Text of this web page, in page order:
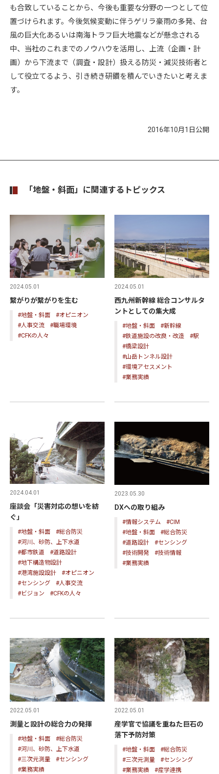
も合致していることから、今後も重要な分野の一つとして位
置づけられます。今後気候変動に伴うゲリラ豪雨の多発、台
風の巨大化あるいは南海トラフ巨大地震などが懸念される
中、当社のこれまでのノウハウを活用し、上流（企画・計
画）から下流まで（調査・設計）扱える防災・減災技術者と
して役立てるよう、引き続き研鑽を積んでいきたいと考えま
す。
2016年10月1日公開
「地盤・斜面」に関連するトピックス
2024.05.01
繋がりが繋がりを生む
#地盤・斜面
#オピニオン
#人事交流
#職場環境
#CFKの人々
2024.05.01
西九州新幹線 総合コンサルタ
ントとしての集大成
#地盤・斜面
#新幹線
#鉄道施設の改良・改造
#駅
#橋梁設計
#山岳トンネル設計
#環境アセスメント
#業務実績
2024.04.01
座談会「災害対応の想いを紡
ぐ」
#地盤・斜面
#総合防災
#河川、砂防、上下水道
#都市鉄道
#道路設計
#地下構造物設計
#港湾施設設計
#オピニオン
#センシング
#人事交流
#ビジョン
#CFKの人々
2023.05.30
DXへの取り組み
#情報システム
#CIM
#地盤・斜面
#総合防災
#道路設計
#センシング
#技術開発
#技術情報
#業務実績
2022.05.01
測量と設計の総合力の発揮
#地盤・斜面
#総合防災
#河川、砂防、上下水道
#三次元測量
#センシング
#業務実績
2022.05.01
産学官で協議を重ねた巨石の
落下予防対策
#地盤・斜面
#総合防災
#三次元測量
#センシング
#業務実績
#産学連携